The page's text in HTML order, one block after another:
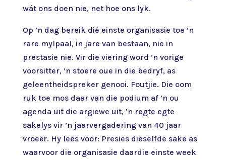
wát ons doen nie, net hoe ons lyk.
Op ’n dag bereik dié einste organisasie toe ’n
rare mylpaal, in jare van bestaan, nie in
prestasie nie. Vir die viering word ’n vorige
voorsitter, ’n stoere oue in die bedryf, as
geleentheidspreker genooi. Foutjie. Die oom
ruk toe mos daar van die podium af ’n ou
agenda uit die argiewe uit, ’n regte egte
sakelys vir ’n jaarvergadering van 40 jaar
vroeër. Hy lees voor: Presies dieselfde sake as
waarvoor die organisasie daardie einste week